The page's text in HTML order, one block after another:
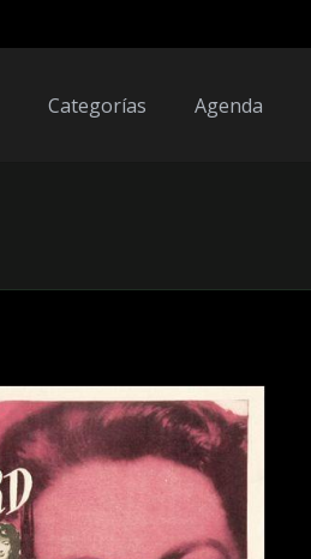
Categorías Agenda